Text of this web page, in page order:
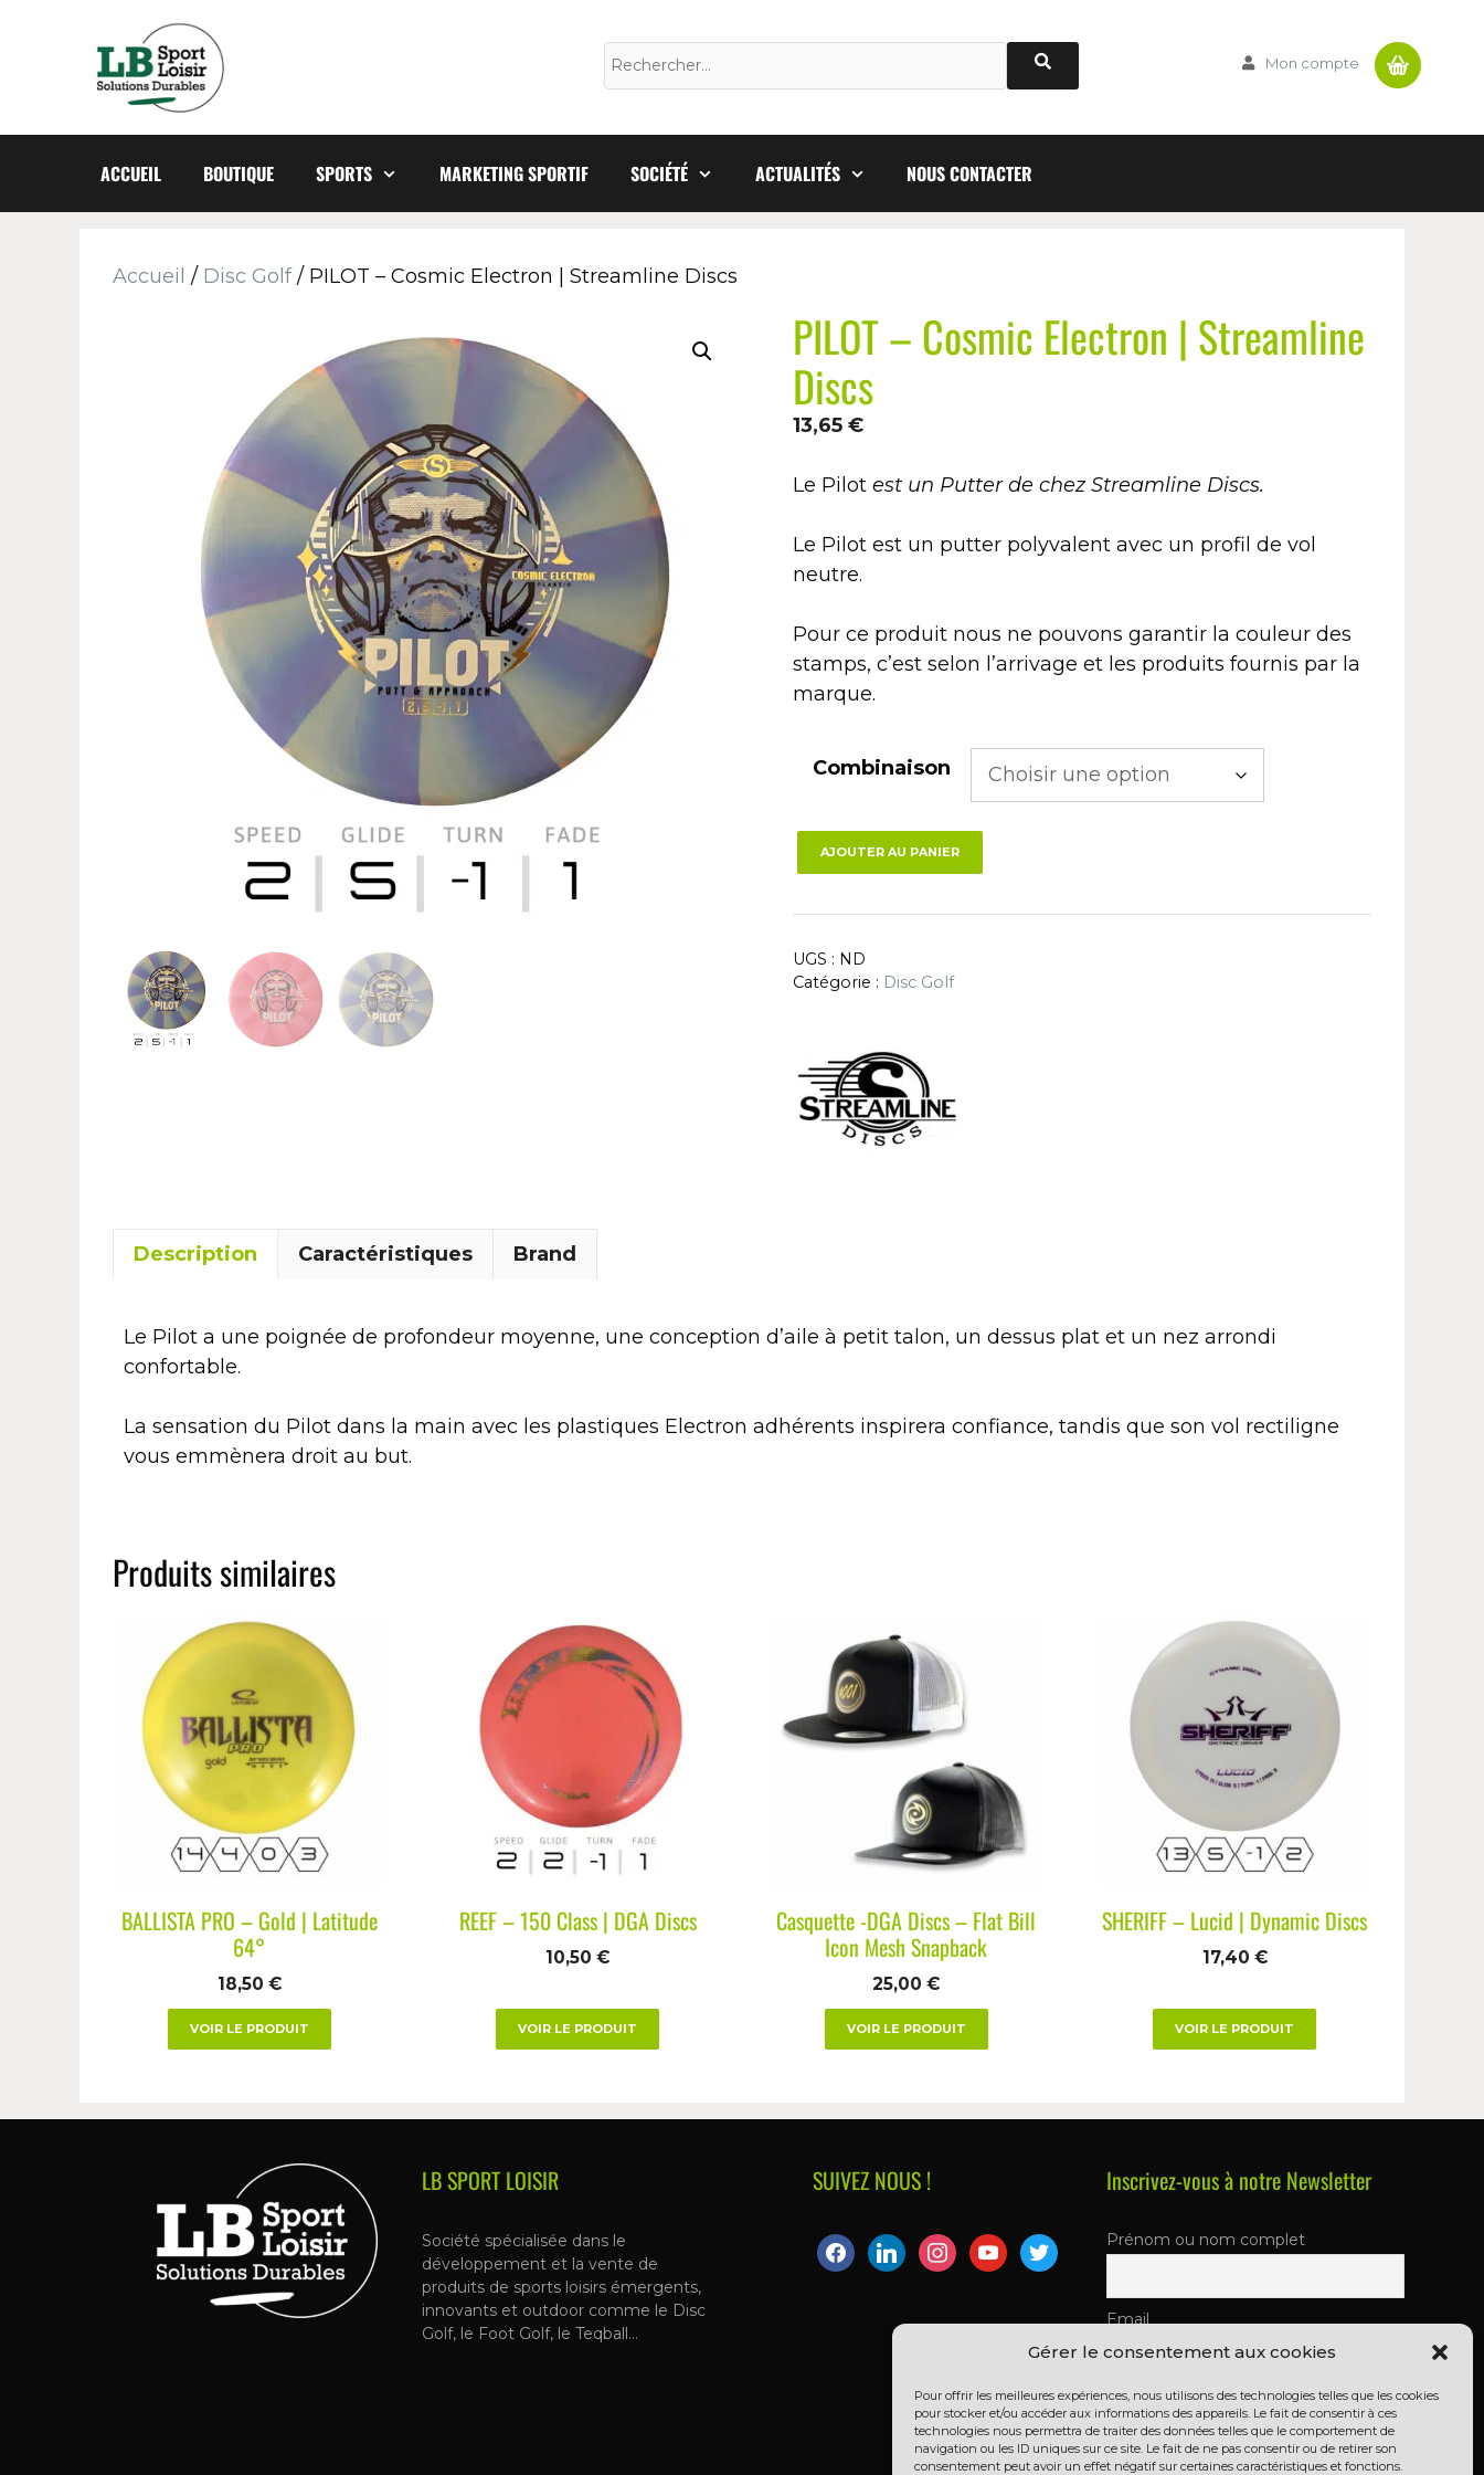
Gérer le consentement aux cookies
Pour offrir les meilleures expériences, nous utilisons des technologies telles que les cookies
pour stocker et/ou accéder aux informations des appareils. Le fait de consentir à ces
technologies nous permettra de traiter des données telles que le comportement de
navigation ou les ID uniques sur ce site. Le fait de ne pas consentir ou de retirer son
consentement peut avoir un effet négatif sur certaines caractéristiques et fonctions.
Mon compte Panier
ACCUEIL BOUTIQUE SPORTS MARKETING SPORTIF SOCIÉTÉ ACTUALITÉS NOUS CONTACTER
Accueil / Disc Golf/ PILOT – Cosmic Electron | Streamline Discs
PILOT – Cosmic Electron | Streamline
Discs
13,65 €
Le Pilot est un Putter de chez Streamline Discs.
Le Pilot est un putter polyvalent avec un profil de vol
neutre.
Pour ce produit nous ne pouvons garantir la couleur des
stamps, c’est selon l’arrivage et les produits fournis par la
marque.
Combinaison
AJOUTER AU PANIER
UGS : ND
Catégorie : Disc Golf
Description Caractéristiques Brand
Le Pilot a une poignée de profondeur moyenne, une conception d’aile à petit talon, un dessus plat et un nez arrondi
confortable.
La sensation du Pilot dans la main avec les plastiques Electron adhérents inspirera confiance, tandis que son vol rectiligne
vous emmènera droit au but.
Produits similaires
BALLISTA PRO – Gold | Latitude
64°
18,50 €
VOIR LE PRODUIT
REEF – 150 Class | DGA Discs
10,50€
VOIR LE PRODUIT
Casquette -DGA Discs – Flat Bill
Icon Mesh Snapback
25,00€
VOIR LE PRODUIT
SHERIFF – Lucid | Dynamic Discs
17,40 €
VOIR LE PRODUIT
LB SPORT LOISIR
Société spécialisée dans le
développement et la vente de
produits de sports loisirs émergents,
innovants et outdoor comme le Disc
Golf, le Foot Golf, le Teqball…
SUIVEZ NOUS ! Inscrivez-vous à notre Newsletter
Prénom ou nom complet
Email
En continuant, vous acceptez la
politique de confidentialité